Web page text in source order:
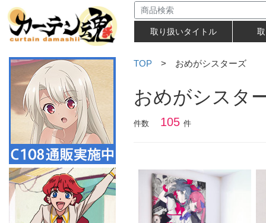
取り扱いタイトル
TOP > おめがシスターズ
おめがシスタ
件数 105 件